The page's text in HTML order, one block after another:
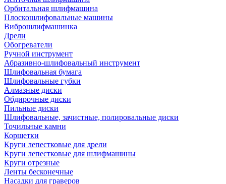
Орбитальная шлифмашина
Плоскошлифовальные машины
Виброшлифмашинка
Дрели
Обогреватели
Ручной инструмент
Абразивно-шлифовальный инструмент
Шлифовальная бумага
Шлифовальные губки
Алмазные диски
Обдирочные диски
Пильные диски
Шлифовальные, зачистные, полировальные диски
Точильные камни
Корщетки
Круги лепестковые для дрели
Круги лепестковые для шлифмашины
Круги отрезные
Ленты бесконечные
Насадки для граверов